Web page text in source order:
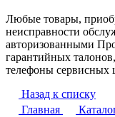
Любые товары,
неисправности
авторизованными
гарантийных
телефоны сервисных
Назад к списку
Главная